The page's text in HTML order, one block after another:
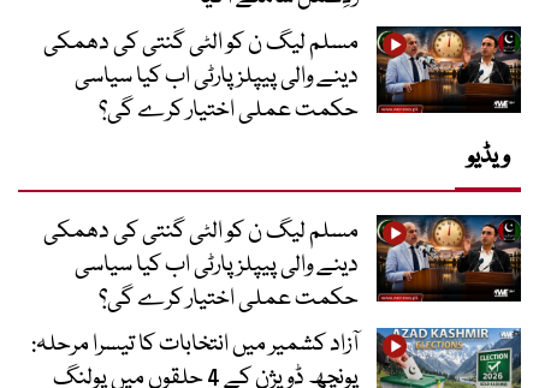
مسلم لیگ ن کو الٹی گنتی کی دھمکی
دینے والی پیپلز پارٹی اب کیا سیاسی
حکمت عملی اختیار کرے گی؟
ویڈیو
مسلم لیگ ن کو الٹی گنتی کی دھمکی
دینے والی پیپلز پارٹی اب کیا سیاسی
حکمت عملی اختیار کرے گی؟
آزاد کشمیر میں انتخابات کا تیسرا مرحلہ:
پونچھ ڈویژن کے 4 حلقوں میں پولنگ